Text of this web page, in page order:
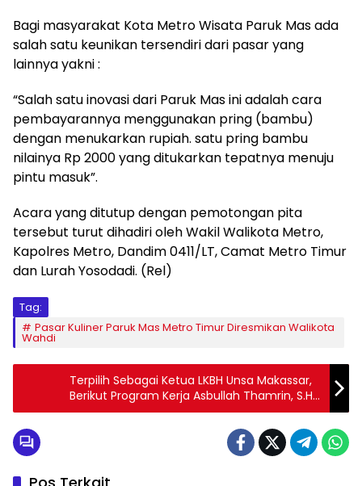
Bagi masyarakat Kota Metro Wisata Paruk Mas ada
salah satu keunikan tersendiri dari pasar yang
lainnya yakni :
“Salah satu inovasi dari Paruk Mas ini adalah cara
pembayarannya menggunakan pring (bambu)
dengan menukarkan rupiah. satu pring bambu
nilainya Rp 2000 yang ditukarkan tepatnya menuju
pintu masuk”.
Acara yang ditutup dengan pemotongan pita
tersebut turut dihadiri oleh Wakil Walikota Metro,
Kapolres Metro, Dandim 0411/LT, Camat Metro Timur
dan Lurah Yosodadi. (Rel)
Tag:
Pasar Kuliner Paruk Mas Metro Timur Diresmikan Walikota
Wahdi
Terpilih Sebagai Ketua LKBH Unsa Makassar,
Berikut Program Kerja Asbullah Thamrin, S.H.,
M.H.